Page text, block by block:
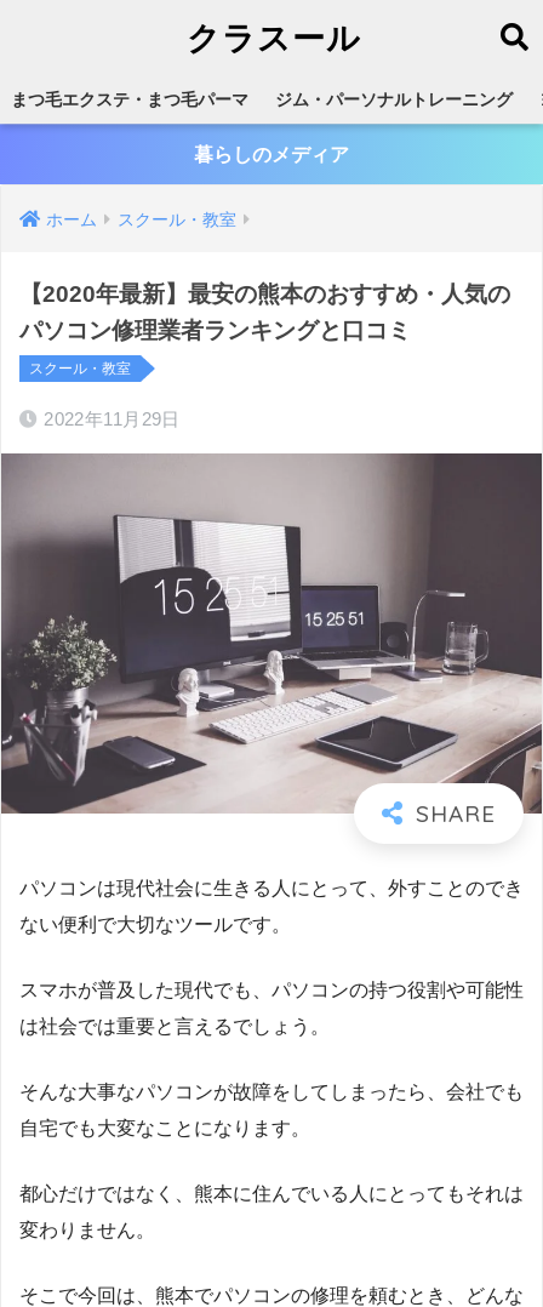
クラスール
まつ毛エクステ・まつ毛パーマ ジム・パーソナルトレーニング
暮らしのメディア
ホーム スクール・教室
【2020年最新】最安の熊本のおすすめ・人気の
パソコン修理業者ランキングと口コミ
スクール・教室
2022年11月29日
パソコンは現代社会に生きる人にとって、外すことのでき
ない便利で大切なツールです。
スマホが普及した現代でも、パソコンの持つ役割や可能性
は社会では重要と言えるでしょう。
そんな大事なパソコンが故障をしてしまったら、会社でも
自宅でも大変なことになります。
都心だけではなく、熊本に住んでいる人にとってもそれは
変わりません。
そこで今回は、熊本でパソコンの修理を頼むとき、どんな